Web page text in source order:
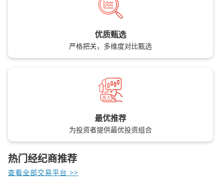
优质甄选
严格把关，多维度对比甄选
最优推荐
为投资者提供最优投资组合
热门经纪商推荐
查看全部交易平台 >>